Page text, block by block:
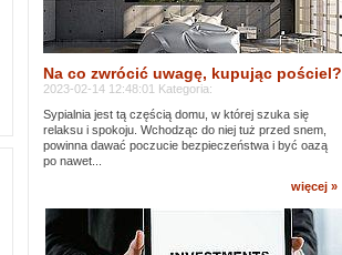
Na co zwrócić uwagę, kupując pościel?
2023-02-14 12:48:01 Kategoria:
Sypialnia jest tą częścią domu, w której szuka się
relaksu i spokoju. Wchodząc do niej tuż przed snem,
powinna dawać poczucie bezpieczeństwa i być oazą
po nawet...
więcej »